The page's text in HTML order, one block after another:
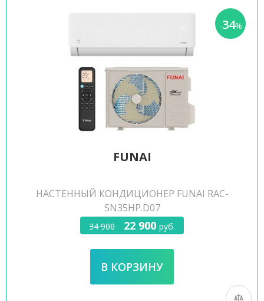
-34%
FUNAI
НАСТЕННЫЙ КОНДИЦИОНЕР FUNAI RAC-
SN35HP.D07
34 900 22 900 руб.